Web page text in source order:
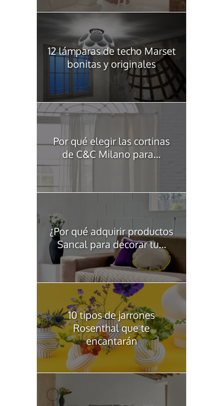
12 lámparas de techo Marset
bonitas y originales
Por qué elegir las cortinas
de C&C Milano para...
¿Por qué adquirir productos
Sancal para decorar tu...
10 tipos de jarrones
Rosenthal que te
encantarán